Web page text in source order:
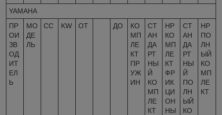
YAMAHA
ПР
ОИ
ЗВ
ОД
ИТ
ЕЛ
Ь
МО
ДЕ
ЛЬ
CC KW ОТ ДО
КО
МП
ЛЕ
КТ
ПР
УЖ
ИН
СТ
АН
ДА
РТ
НЫ
Й
КО
МП
ЛЕ
КТ
HP
КО
МП
ЛЕ
КТ
ФР
ИК
ЦИ
ОН
НЫ
СТ
АН
ДА
РТ
НЫ
Й
ПО
ЛН
ЫЙ
КО
HP
ПО
ЛН
ЫЙ
КО
МП
ЛЕ
КТ